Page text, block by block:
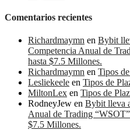
Comentarios recientes
Richardmaymn en Bybit
Competencia Anual de
hasta $7.5 Millones.
Richardmaymn en Tipos
Lesliekeele en Tipos de
MiltonLex en Tipos de
RodneyJew en Bybit lleva
Anual de Trading
$7.5 Millones.